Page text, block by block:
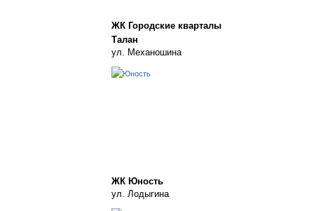
ЖК Городские кварталы
Талан
ул. Механошина
ЖК Юность
ул. Лодыгина